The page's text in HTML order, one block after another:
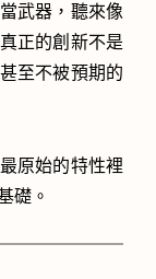
武器，聽來像
正的創新不是
至不被預期的
原始的特性裡
礎。